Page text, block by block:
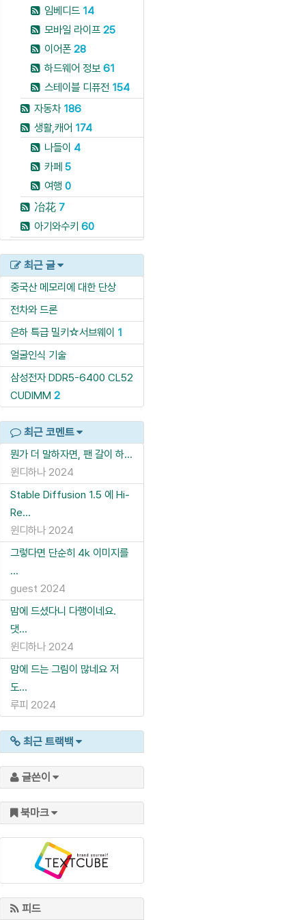
임베디드 14
모바일 라이프 25
이어폰 28
하드웨어 정보 61
스테이블 디퓨전 154
자동차 186
생활,캐어 174
나들이 4
카페 5
여행 0
冶花 7
아기와수키 60
최근 글
중국산 메모리에 대한 단상
전차와 드론
은하 특급 밀키☆서브웨이 1
얼굴인식 기술
삼성전자 DDR5-6400 CL52
CUDIMM 2
최근 코멘트
뭔가 더 말하자면, 팬 갈이 하...
윈디하나 2024
Stable Diffusion 1.5 에 Hi-
Re...
윈디하나 2024
그렇다면 단순히 4k 이미지를
...
guest 2024
맘에 드셨다니 다행이네요.
댓...
윈디하나 2024
맘에 드는 그림이 많네요 저
도...
루피 2024
최근 트랙백
글쓴이
북마크
피드